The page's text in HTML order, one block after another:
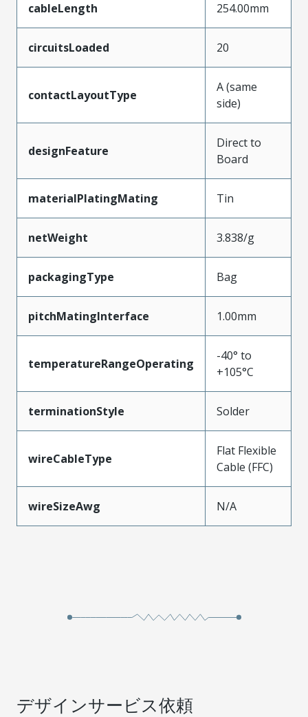
cableLength 254.00mm
circuitsLoaded 20
contactLayoutType
A (same
side)
designFeature
Direct to
Board
materialPlatingMating Tin
netWeight 3.838/g
packagingType Bag
pitchMatingInterface 1.00mm
temperatureRangeOperating
-40° to
+105°C
terminationStyle Solder
wireCableType
Flat Flexible
Cable (FFC)
wireSizeAwg N/A
デザインサービス依頼